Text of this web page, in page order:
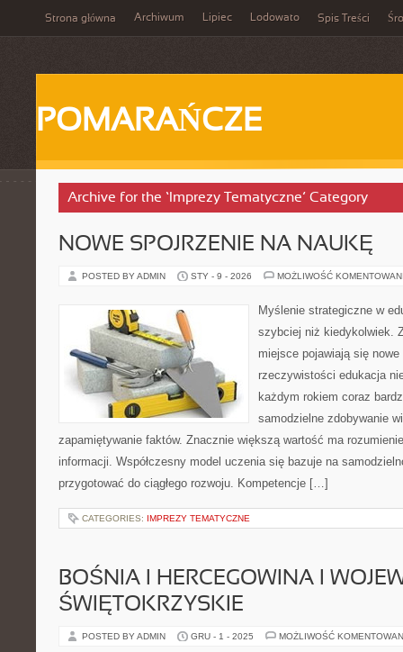
Strona główna Archiwum Lipiec Lodowato Spis Treści
POMARAŃCZE
Archive for the ‘Imprezy Tematyczne’ Category
NOWE SPOJRZENIE NA NAUKĘ
POSTED BY ADMIN STY - 9 - 2026 MOŻLIWOŚĆ
Myślenie strategiczne w
szybciej niż kiedykolwiek.
miejsce pojawiają się
rzeczywistości edukacja
każdym rokiem coraz
samodzielne zdobywanie
zapamiętywanie faktów. Znacznie większą wartość ma
informacji. Współczesny model uczenia się bazuje na
przygotować do ciągłego rozwoju. Kompetencje […]
CATEGORIES: IMPREZY TEMATYCZNE
BOŚNIA I HERCEGOWINA I
ŚWIĘTOKRZYSKIE
POSTED BY ADMIN GRU - 1 - 2025 MOŻLIWOŚĆ